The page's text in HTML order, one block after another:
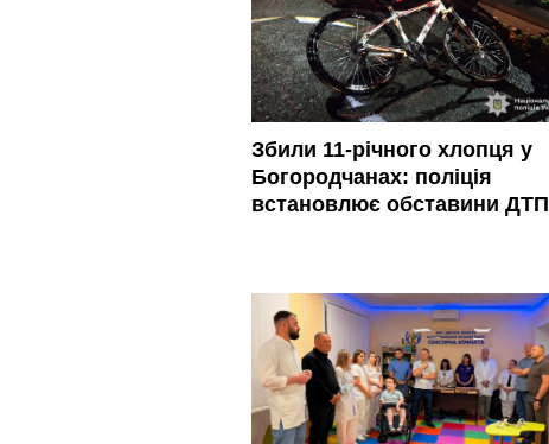
Збили 11-річного хлопця у
Богородчанах: поліція
встановлює обставини ДТП